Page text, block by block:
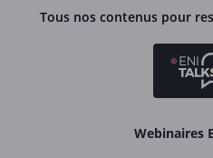
Tous nos contenus pour
Webinaires